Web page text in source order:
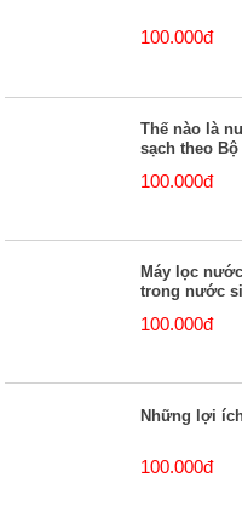
100.000đ
Thế nào là
sạch theo Bộ
100.000đ
Máy lọc
trong nước
100.000đ
Những lợi
100.000đ